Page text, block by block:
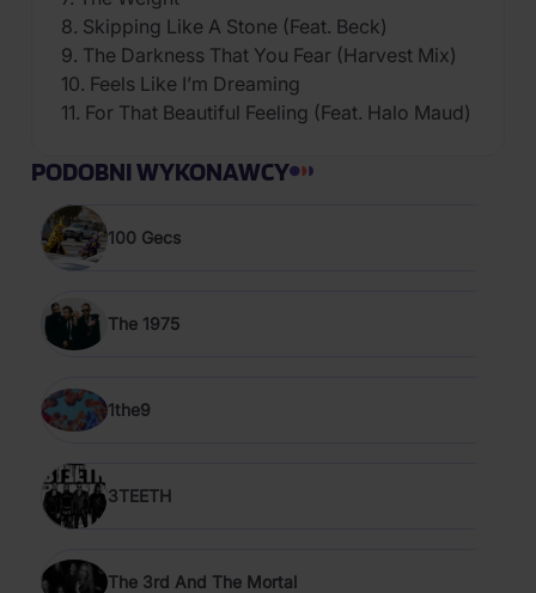
8. Skipping Like A Stone (Feat. Beck)
9. The Darkness That You Fear (Harvest Mix)
10. Feels Like I’m Dreaming
11. For That Beautiful Feeling (Feat. Halo Maud)
PODOBNI WYKONAWCY
100 Gecs
The 1975
1the9
3TEETH
The 3rd And The Mortal